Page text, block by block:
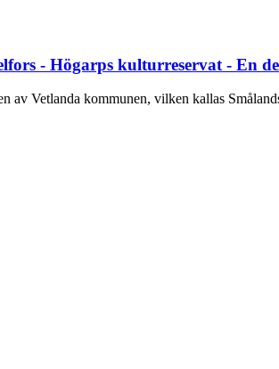
- Högarps kulturreservat - En
av Vetlanda kommunen, vilken kallas